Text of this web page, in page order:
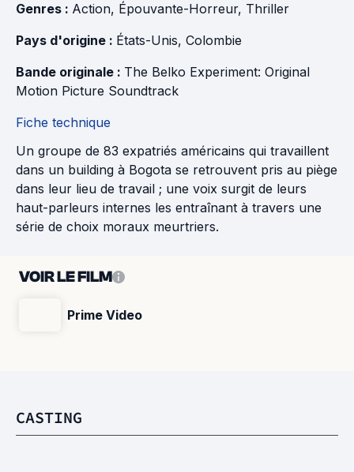
Genres : Action, Épouvante-Horreur, Thriller
Pays d'origine : États-Unis, Colombie
Bande originale : The Belko Experiment: Original
Motion Picture Soundtrack
Fiche technique
Un groupe de 83 expatriés américains qui travaillent
dans un building à Bogota se retrouvent pris au piège
dans leur lieu de travail ; une voix surgit de leurs
haut-parleurs internes les entraînant à travers une
série de choix moraux meurtriers.
VOIR LE FILM
Prime Video
CASTING